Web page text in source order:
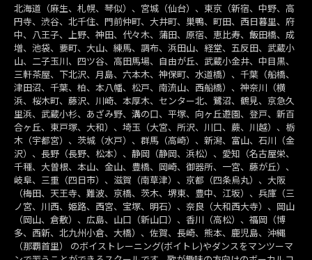
北海道（麻生、札幌、琴似）、宮城（仙台）、東京（新宿、中野、高
円寺、渋谷、北千住、門前仲町、大井町、巣鴨、町田、西日暮里、府
中、八王子、上野、神田、代々木、蒲田、原宿、恵比寿、飯田橋、成
増、池袋、要町、大山、練馬、調布、浜田山、経堂、五反田、武蔵小
山、二子玉川、四ツ谷、高田馬場、自由が丘、武蔵小金井、中目黒、
三軒茶屋、下北沢、月島、六本木、神保町、水道橋）、千葉（船橋、
津田沼、千葉、柏、本八幡、松戸、南流山、西船橋）、神奈川（横
浜、桜木町、藤沢、川崎、本厚木、センター北、鷺沼、鶴見、京急久
里浜、武蔵小杉、あざみ野、溝の口、平塚、向ヶ丘遊園、登戸、新百
合ヶ丘、東戸塚、大和）、埼玉（大宮、所沢、川口、蕨、川越）、栃
木（宇都宮）、茨城（水戸）、群馬（高崎）、新潟、富山、石川（金
沢）、長野（長野、松本）、静岡（静岡、浜松）、愛知（名古屋栄、
千種、大曽根、本山、金山、豊橋、岡崎、御器所、一宮、藤が丘）、
岐阜、三重（四日市）、滋賀（南草津）、京都（四条烏丸）、大阪
（梅田、天王寺、難波、京橋、茨木、堺東、豊中、江坂）、兵庫（三
ノ宮、川西、姫路、西宮、宝塚、明石）、奈良（大和西大寺）、岡山
（岡山、倉敷）、広島、山口（新山口）、香川（高松）、福岡（博
多、西新、北九州小倉、大橋）、佐賀、長崎、熊本、鹿児島、沖縄
（那覇首里） のボイストレーニング(ボイトレ)やダンスをマンツーマ